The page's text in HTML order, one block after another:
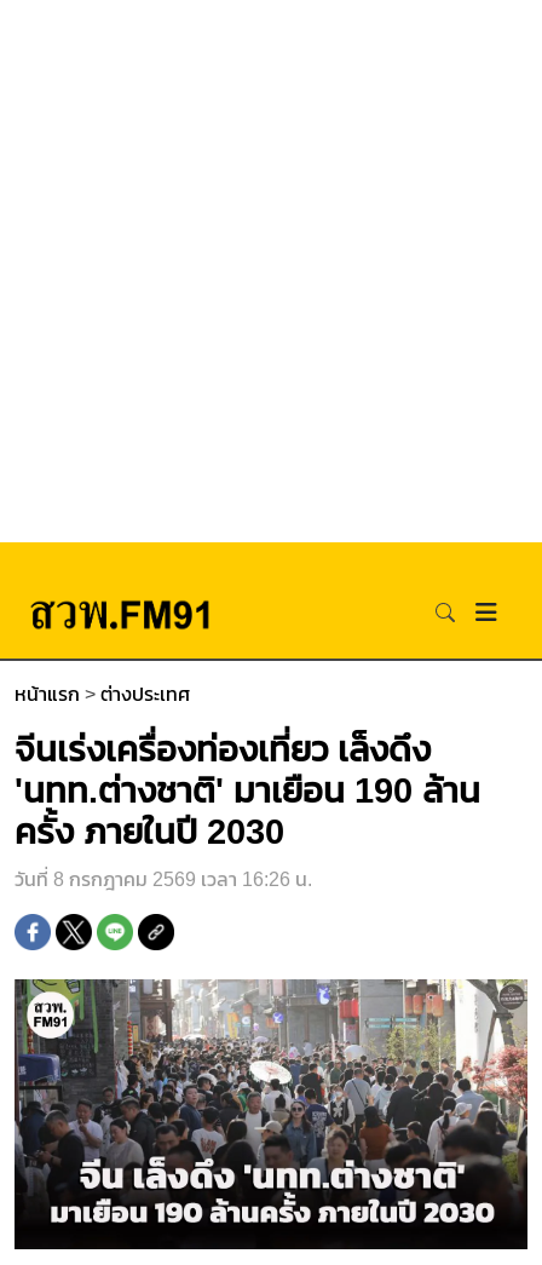
หน้าแรก > ต่างประเทศ
จีนเร่งเครื่องท่องเที่ยว เล็งดึง
'นทท.ต่างชาติ' มาเยือน 190 ล้าน
ครั้ง ภายในปี 2030
วันที่ 8 กรกฎาคม 2569 เวลา 16:26 น.